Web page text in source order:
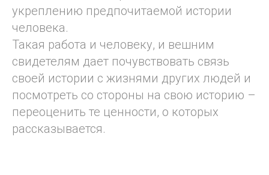
укреплению предпочитаемой истории
человека.
Такая работа и человеку, и вешним
свидетелям дает почувствовать связь
своей истории с жизнями других людей и
посмотреть со стороны на свою историю –
переоценить те ценности, о которых
рассказывается.